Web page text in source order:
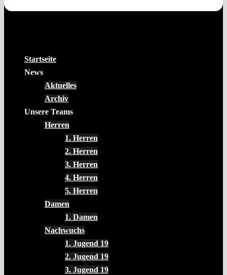
Startseite
News
Aktuelles
Archiv
Unsere Teams
Herren
1. Herren
2. Herren
3. Herren
4. Herren
5. Herren
Damen
1. Damen
Nachwuchs
1. Jugend 19
2. Jugend 19
3. Jugend 19